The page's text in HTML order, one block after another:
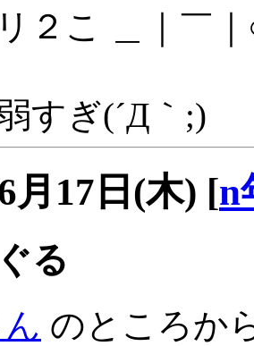
２こ ＿｜￣
すぎ(´Д｀;)
月17日(木) [n
る
のところか